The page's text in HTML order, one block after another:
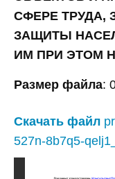
СФЕРЕ ТРУДА,
ЗАЩИТЫ
ИМ ПРИ ЭТОМ
Размер файла:
Скачать файл
527n-8b7q5-